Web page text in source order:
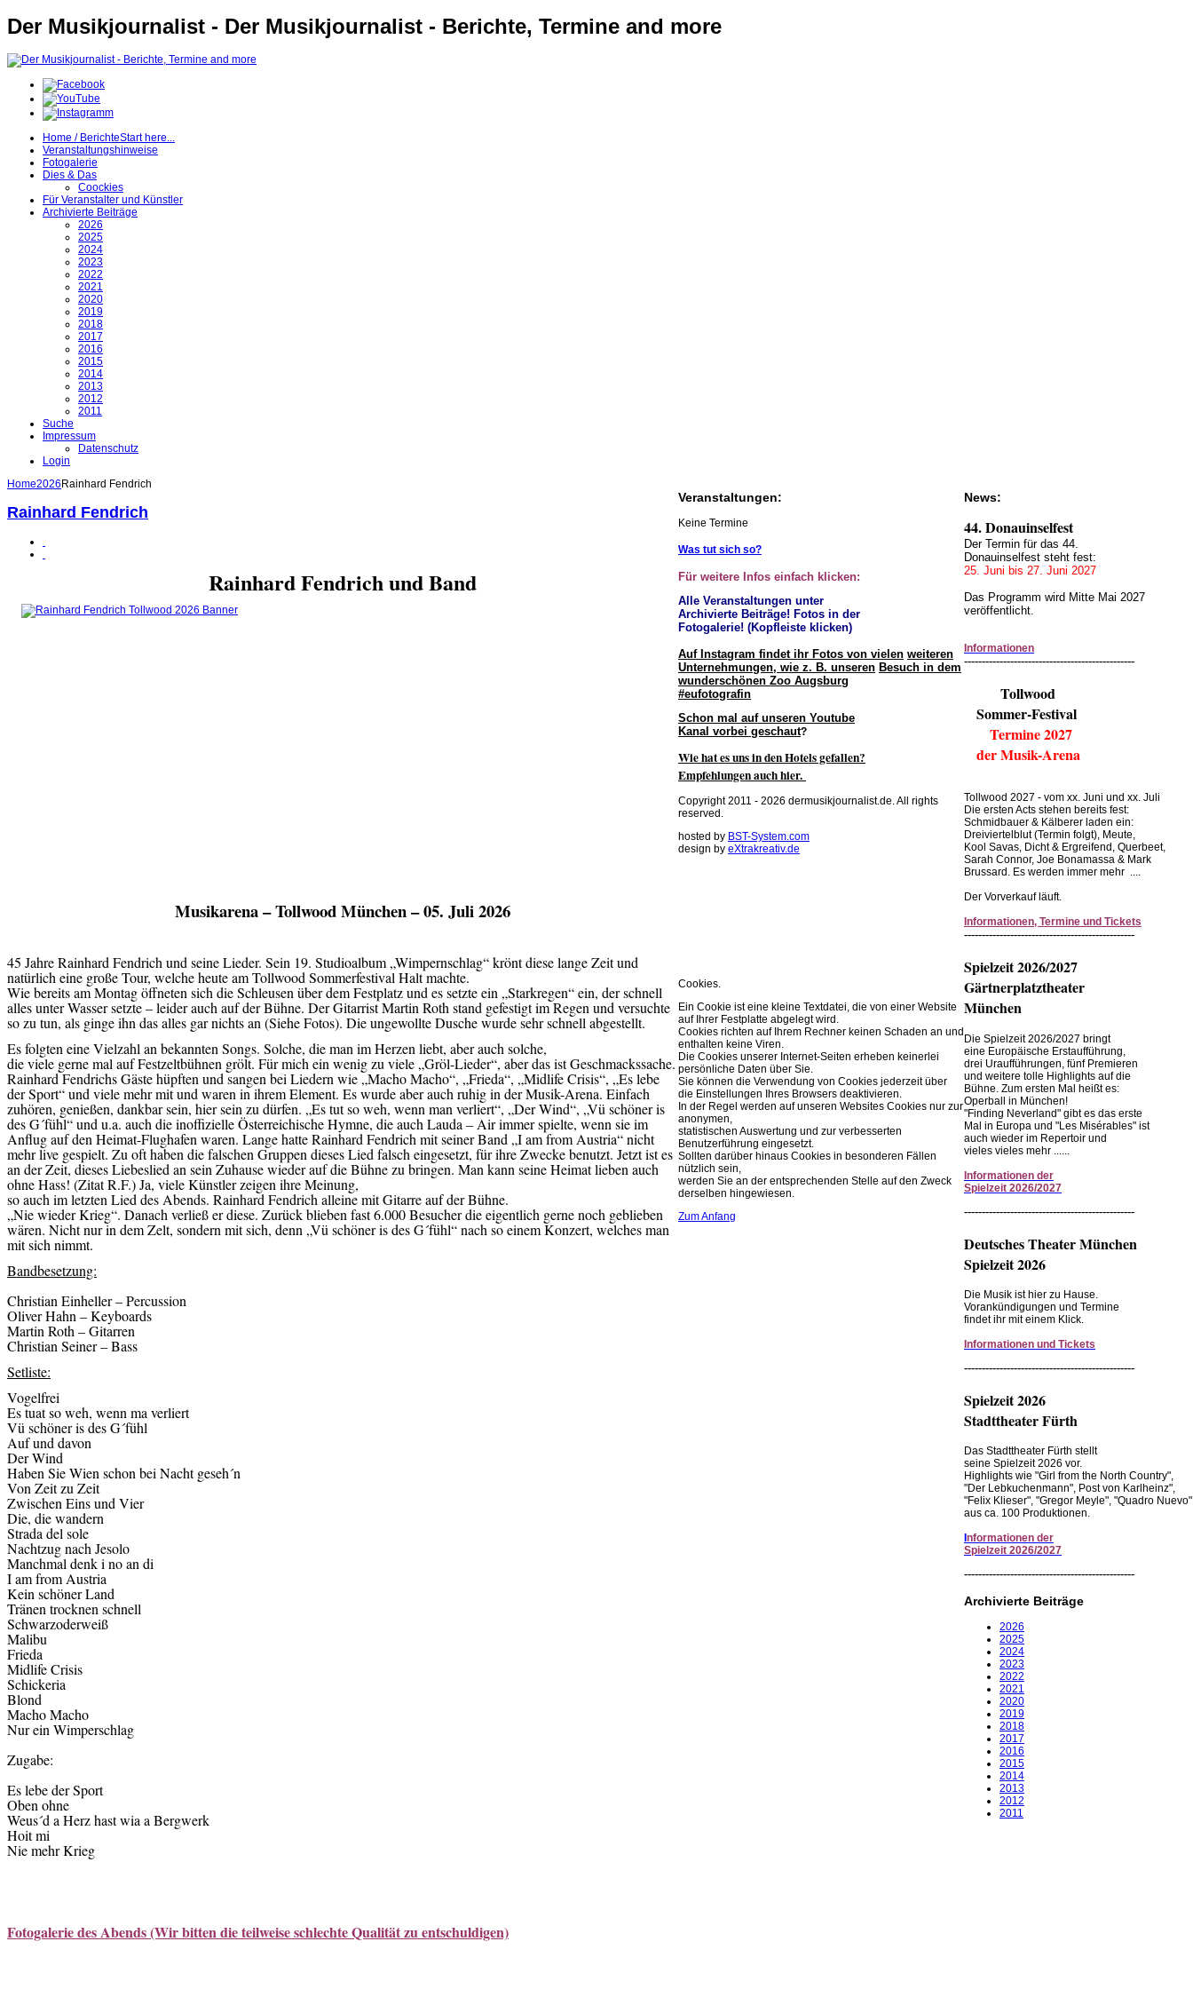
Der Musikjournalist - Der Musikjournalist - Berichte, Termine and more
Home / BerichteStart here...
Veranstaltungshinweise
Fotogalerie
Dies & Das
Coockies
Für Veranstalter und Künstler
Archivierte Beiträge
2026
2025
2024
2023
2022
2021
2020
2019
2018
2017
2016
2015
2014
2013
2012
2011
Suche
Impressum
Datenschutz
Login
Home2026 Rainhard Fendrich
Rainhard Fendrich
Rainhard Fendrich und Band
Musikarena – Tollwood München – 05. Juli 2026
45 Jahre Rainhard Fendrich und seine Lieder. Sein 19. Studioalbum „Wimpernschlag“ krönt diese lange Zeit und
natürlich eine große Tour, welche heute am Tollwood Sommerfestival Halt machte.
Wie bereits am Montag öffneten sich die Schleusen über dem Festplatz und es setzte ein „Starkregen“ ein, der schnell
alles unter Wasser setzte – leider auch auf der Bühne. Der Gitarrist Martin Roth stand gefestigt im Regen und versuchte
so zu tun, als ginge ihn das alles gar nichts an (Siehe Fotos). Die ungewollte Dusche wurde sehr schnell abgestellt.
Es folgten eine Vielzahl an bekannten Songs. Solche, die man im Herzen liebt, aber auch solche,
die viele gerne mal auf Festzeltbühnen grölt. Für mich ein wenig zu viele „Gröl-Lieder“, aber das ist Geschmackssache.
Rainhard Fendrichs Gäste hüpften und sangen bei Liedern wie „Macho Macho“, „Frieda“, „Midlife Crisis“, „Es lebe
der Sport“ und viele mehr mit und waren in ihrem Element. Es wurde aber auch ruhig in der Musik-Arena. Einfach
zuhören, genießen, dankbar sein, hier sein zu dürfen. „Es tut so weh, wenn man verliert“, „Der Wind“, „Vü schöner is
des G´fühl“ und u.a. auch die inoffizielle Österreichische Hymne, die auch Lauda – Air immer spielte, wenn sie im
Anflug auf den Heimat-Flughafen waren. Lange hatte Rainhard Fendrich mit seiner Band „I am from Austria“ nicht
mehr live gespielt. Zu oft haben die falschen Gruppen dieses Lied falsch eingesetzt, für ihre Zwecke benutzt. Jetzt ist es
an der Zeit, dieses Liebeslied an sein Zuhause wieder auf die Bühne zu bringen. Man kann seine Heimat lieben auch
ohne Hass! (Zitat R.F.) Ja, viele Künstler zeigen ihre Meinung,
so auch im letzten Lied des Abends. Rainhard Fendrich alleine mit Gitarre auf der Bühne.
„Nie wieder Krieg“. Danach verließ er diese. Zurück blieben fast 6.000 Besucher die eigentlich gerne noch geblieben
wären. Nicht nur in dem Zelt, sondern mit sich, denn „Vü schöner is des G´fühl“ nach so einem Konzert, welches man
mit sich nimmt.
Bandbesetzung:
Christian Einheller – Percussion
Oliver Hahn – Keyboards
Martin Roth – Gitarren
Christian Seiner – Bass
Setliste:
Vogelfrei
Es tuat so weh, wenn ma verliert
Vü schöner is des G´fühl
Auf und davon
Der Wind
Haben Sie Wien schon bei Nacht geseh´n
Von Zeit zu Zeit
Zwischen Eins und Vier
Die, die wandern
Strada del sole
Nachtzug nach Jesolo
Manchmal denk i no an di
I am from Austria
Kein schöner Land
Tränen trocknen schnell
Schwarzoderweiß
Malibu
Frieda
Midlife Crisis
Schickeria
Blond
Macho Macho
Nur ein Wimperschlag
Zugabe:
Es lebe der Sport
Oben ohne
Weus´d a Herz hast wia a Bergwerk
Hoit mi
Nie mehr Krieg
Fotogalerie des Abends (Wir bitten die teilweise schlechte Qualität zu entschuldigen)
Veranstaltungen:
Keine Termine
Was tut sich so?
Für weitere Infos einfach klicken:
Alle Veranstaltungen unter
Archivierte Beiträge! Fotos in der
Fotogalerie! (Kopfleiste klicken)
Auf Instagram findet ihr Fotos von vielen weiteren
Unternehmungen, wie z. B. unseren Besuch in dem
wunderschönen Zoo Augsburg
#eufotografin
Schon mal auf unseren Youtube
Kanal vorbei geschaut?
Wie hat es uns in den Hotels gefallen?
Empfehlungen auch hier.
News:
44. Donauinselfest
Der Termin für das 44.
Donauinselfest steht fest:
25. Juni bis 27. Juni 2027
Das Programm wird Mitte Mai 2027
veröffentlicht.
Informationen
------------------------------------------------
Tollwood
Sommer-Festival
Termine 2027
der Musik-Arena
Tollwood 2027 - vom xx. Juni und xx. Juli
Die ersten Acts stehen bereits fest:
Schmidbauer & Kälberer laden ein:
Dreiviertelblut (Termin folgt), Meute,
Kool Savas, Dicht & Ergreifend, Querbeet,
Sarah Connor, Joe Bonamassa & Mark
Brussard. Es werden immer mehr ....
Der Vorverkauf läuft.
Informationen, Termine und Tickets
------------------------------------------------
Spielzeit 2026/2027
Gärtnerplatztheater
München
Die Spielzeit 2026/2027 bringt
eine Europäische Erstaufführung,
drei Uraufführungen, fünf Premieren
und weitere tolle Highlights auf die
Bühne. Zum ersten Mal heißt es:
Operball in München!
"Finding Neverland" gibt es das erste
Mal in Europa und "Les Misérables" ist
auch wieder im Repertoir und
vieles vieles mehr ......
Informationen der
Spielzeit 2026/2027
------------------------------------------------
Deutsches Theater München
Spielzeit 2026
Die Musik ist hier zu Hause.
Vorankündigungen und Termine
findet ihr mit einem Klick.
Informationen und Tickets
------------------------------------------------
Spielzeit 2026
Stadttheater Fürth
Das Stadttheater Fürth stellt
seine Spielzeit 2026 vor.
Highlights wie "Girl from the North Country",
"Der Lebkuchenmann", Post von Karlheinz",
"Felix Klieser", "Gregor Meyle", "Quadro Nuevo"
aus ca. 100 Produktionen.
Informationen der
Spielzeit 2026/2027
------------------------------------------------
Archivierte Beiträge
2026
2025
2024
2023
2022
2021
2020
2019
2018
2017
2016
2015
2014
2013
2012
2011
Copyright 2011 - 2026 dermusikjournalist.de. All rights
reserved.
hosted by BST-System.com
design by eXtrakreativ.de
Cookies.
Ein Cookie ist eine kleine Textdatei, die von einer Website
auf Ihrer Festplatte abgelegt wird.
Cookies richten auf Ihrem Rechner keinen Schaden an und
enthalten keine Viren.
Die Cookies unserer Internet-Seiten erheben keinerlei
persönliche Daten über Sie.
Sie können die Verwendung von Cookies jederzeit über
die Einstellungen Ihres Browsers deaktivieren.
In der Regel werden auf unseren Websites Cookies nur zur
anonymen,
statistischen Auswertung und zur verbesserten
Benutzerführung eingesetzt.
Sollten darüber hinaus Cookies in besonderen Fällen
nützlich sein,
werden Sie an der entsprechenden Stelle auf den Zweck
derselben hingewiesen.
Zum Anfang